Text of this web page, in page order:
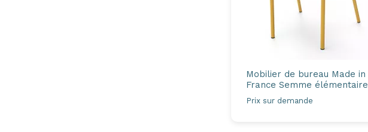
Mobilier de bureau Made in
France Semme élémentaire
Prix sur demande